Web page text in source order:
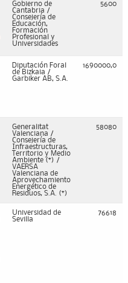
Gobierno de
Cantabria /
Consejería de
Educación,
Formación
Profesional y
Universidades
5600
Diputación Foral
de Bizkaia /
Garbiker AB, S.A.
1690000,0
Generalitat
Valenciana /
Consejería de
Infraestructuras,
Territorio y Medio
Ambiente (*) /
VAERSA
Valenciana de
Aprovechamiento
Energético de
Residuos, S.A. (*)
58080
Universidad de
Sevilla
76618